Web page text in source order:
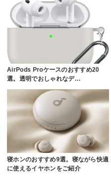
AirPods Proケースのおすすめ20
選。透明でおしゃれなデ…
寝ホンのおすすめ9選。寝ながら快適
に使えるイヤホンをご紹介